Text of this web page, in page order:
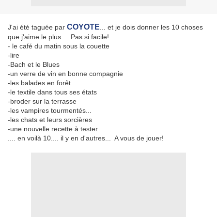
J'ai été taguée par COYOTE ... et je dois donner les 10 choses
que j'aime le plus.... Pas si facile!
- le café du matin sous la couette
-lire
-Bach et le Blues
-un verre de vin en bonne compagnie
-les balades en forêt
-le textile dans tous ses états
-broder sur la terrasse
-les vampires tourmentés...
-les chats et leurs sorcières
-une nouvelle recette à tester
.... en voilà 10.... il y en d'autres... A vous de jouer!